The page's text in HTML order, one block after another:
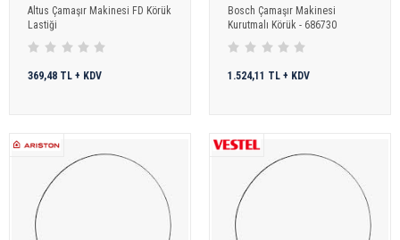
Altus Çamaşır Makinesi FD Körük
Lastiği
369,48 TL + KDV
Bosch Çamaşır Makinesi
Kurutmalı Körük - 686730
1.524,11 TL + KDV